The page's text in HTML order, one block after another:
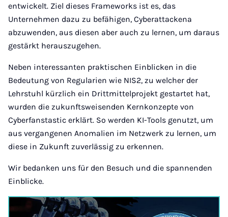
entwickelt. Ziel dieses Frameworks ist es, das
Unternehmen dazu zu befähigen, Cyberattackena
abzuwenden, aus diesen aber auch zu lernen, um daraus
gestärkt herauszugehen.
Neben interessanten praktischen Einblicken in die
Bedeutung von Regularien wie NIS2, zu welcher der
Lehrstuhl kürzlich ein Drittmittelprojekt gestartet hat,
wurden die zukunftsweisenden Kernkonzepte von
Cyberfanstastic erklärt. So werden KI-Tools genutzt, um
aus vergangenen Anomalien im Netzwerk zu lernen, um
diese in Zukunft zuverlässig zu erkennen.
Wir bedanken uns für den Besuch und die spannenden
Einblicke.